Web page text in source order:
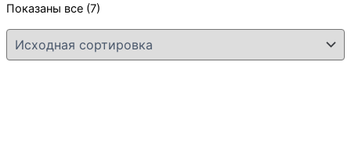
Показаны все (7)